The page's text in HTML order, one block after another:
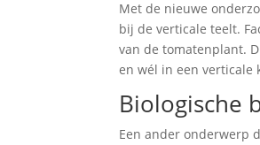
Met de nieuwe
bij de verticale teelt.
van de tomatenplant.
en wél in een verticale
Biologische
Een ander onderwerp